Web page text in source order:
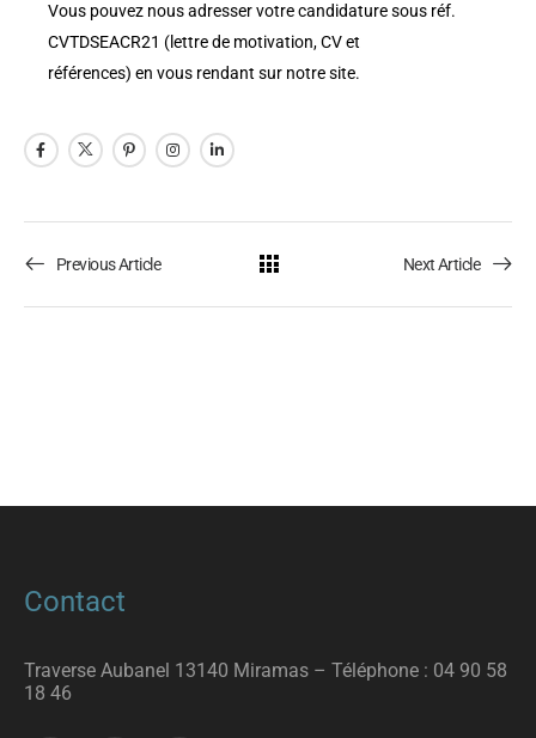
Vous pouvez nous adresser votre candidature sous réf.
CVTDSEACR21 (lettre de motivation, CV et
références) en vous rendant sur notre site.
Previous Article Next Article
Contact
Traverse Aubanel 13140 Miramas – Téléphone : 04 90 58
18 46